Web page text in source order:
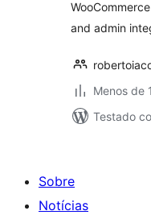
and admin
Menos de
Testado
Sobre
Notícias